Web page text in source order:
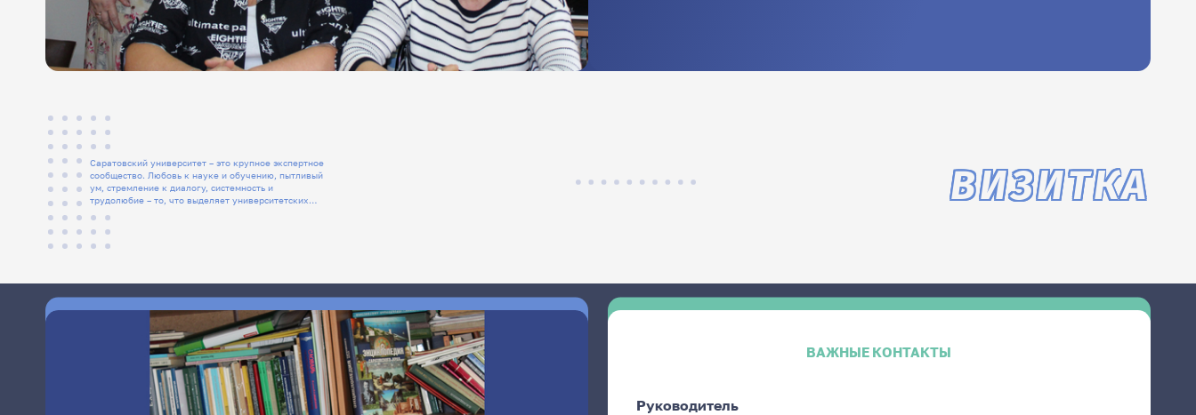
Саратовский университет – это крупное экспертное
сообщество. Любовь к науке и обучению, пытливый
ум, стремление к диалогу, системность и
трудолюбие – то, что выделяет университетских
ВИЗИТКА
ВАЖНЫЕ КОНТАКТЫ
Руководитель